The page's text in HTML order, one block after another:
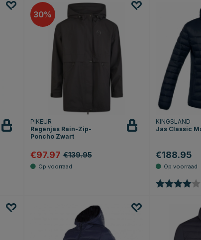
30
PIKEUR
Regenjas Rain-Zip-
Poncho Zwart
€97.97 €139.95
KINGSLAND
Jas Classic
€188.95
Beoordeling: